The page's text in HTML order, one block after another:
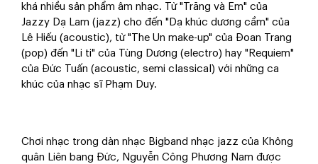
khá nhiều sản phẩm âm nhạc. Từ "Trăng và Em" của
Jazzy Dạ Lam (jazz) cho đến "Dạ khúc dương cầm" của
Lê Hiếu (acoustic), từ "The Un make-up" của Đoan Trang
(pop) đến "Li ti" của Tùng Dương (electro) hay "Requiem"
của Đức Tuấn (acoustic, semi classical) với những ca
khúc của nhạc sĩ Phạm Duy.
Chơi nhạc trong dàn nhạc Bigband nhạc jazz của Không
quân Liên bang Đức, Nguyễn Công Phương Nam được